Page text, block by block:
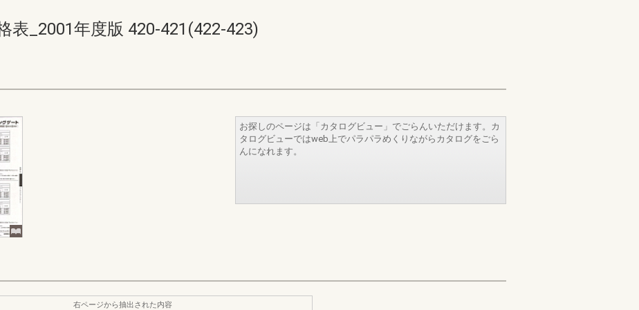
表_2001年度版 420-421(422-423)
お探しのページは「カタログビュー」でごらんいただけます。カ
タログビューではweb上でパラパラめくりながらカタログをごら
んになれます。
右ページから抽出された内容